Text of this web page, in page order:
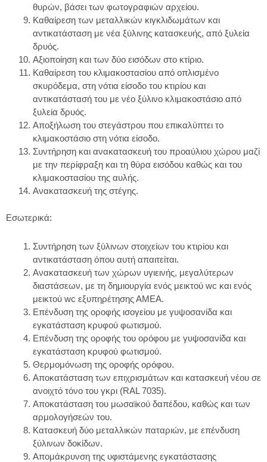
θυρών, βάσει των φωτογραφιών αρχείου.
Καθαίρεση των μεταλλικών κιγκλιδωμάτων και
αντικατάσταση με νέα ξύλινης κατασκευής, από ξυλεία
δρυός.
Αξιοποίηση και των δύο εισόδων στο κτίριο.
Καθαίρεση του κλιμακοστασίου από οπλισμένο
σκυρόδεμα, στη νότια είσοδο του κτιρίου και
αντικατάστασή του με νέο ξύλινο κλιμακοστάσιο από
ξυλεία δρυός.
Αποξήλωση του στεγάστρου που επικαλύπτει το
κλιμακοστάσιο στη νότια είσοδο.
Συντήρηση και ανακατασκευή του προαύλιου χώρου μαζί
με την περίφραξη και τη θύρα εισόδου καθώς και του
κλιμακοστασίου της αυλής.
Ανακατασκευή της στέγης.
Εσωτερικά:
Συντήρηση των ξύλινων στοιχείων του κτιρίου και
αντικατάσταση όπου αυτή απαιτείται.
Ανακατασκευή των χώρων υγιεινής, μεγαλύτερων
διαστάσεων, με τη δημιουργία ενός μεικτού wc και ενός
μεικτού wc εξυπηρέτησης ΑΜΕΑ.
Επένδυση της οροφής ισογείου με γυψοσανίδα και
εγκατάσταση κρυφού φωτισμού.
Επένδυση της οροφής του ορόφου με γυψοσανίδα και
εγκατάσταση κρυφού φωτισμού.
Θερμομόνωση της οροφής ορόφου.
Αποκατάσταση των επιχρισμάτων και κατασκευή νέου σε
ανοιχτό τόνο του γκρι (RAL 7035).
Αποκατάσταση του μωσαϊκού δαπέδου, καθώς και των
αρμολογήσεών του.
Κατασκευή δύο μεταλλικών παταριών, με επένδυση
ξύλινων δοκίδων.
Απομάκρυνση της υφιστάμενης εγκατάστασης